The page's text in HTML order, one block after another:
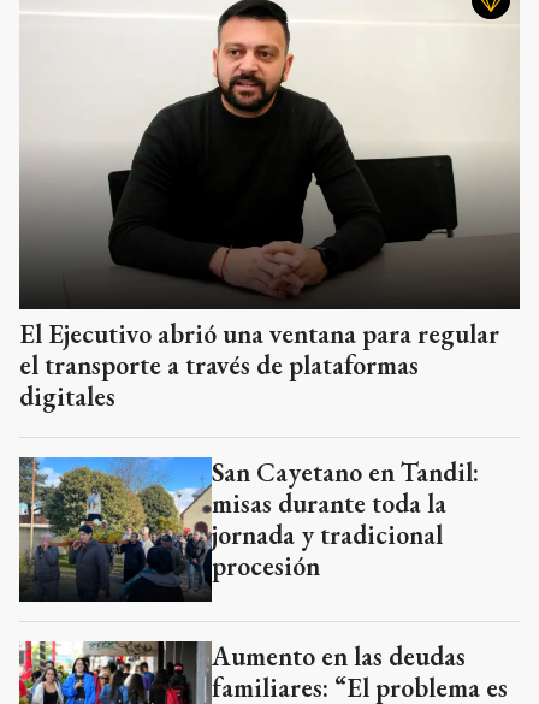
El Ejecutivo abrió una ventana para regular
el transporte a través de plataformas
digitales
San Cayetano en Tandil:
misas durante toda la
jornada y tradicional
procesión
Aumento en las deudas
familiares: “El problema es